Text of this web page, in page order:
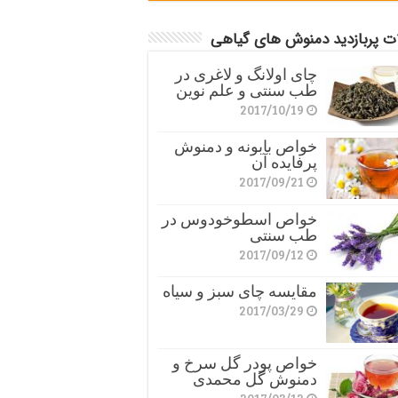
پربازدید دمنوش های گیاهی
چای اولانگ و لاغری در
طب سنتی و علم نوین
2017/10/19
خواص بابونه و دمنوش
پرفایده آن
2017/09/21
خواص اسطوخودوس در
طب سنتی
2017/09/12
مقایسه چای سبز و سیاه
2017/03/29
خواص پودر گل سرخ و
دمنوش گل محمدی